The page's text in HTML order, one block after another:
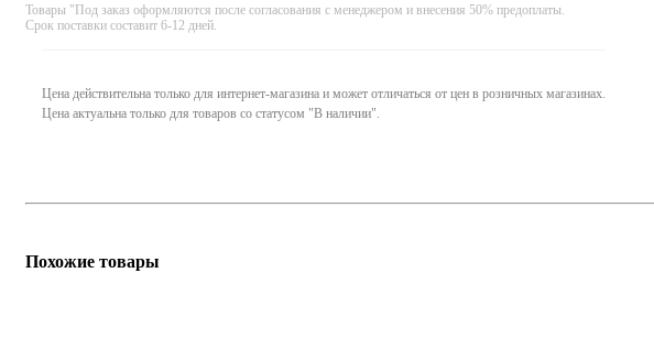
Товары "Под заказ оформляются после согласования с менеджером и внесения 50% предоплаты.
Срок поставки составит 6-12 дней.
Цена действительна только для интернет-магазина и может отличаться от цен в розничных магазинах.
Цена актуальна только для товаров со статусом "В наличии".
Похожие товары